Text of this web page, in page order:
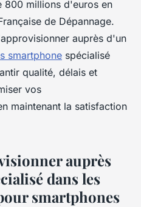
de lecture
800 millions d'euros en
de Dépannage.
auprès d'un
smartphone spécialisé
qualité, délais et
vos
maintenant la satisfaction
auprès
dans les
smartphones